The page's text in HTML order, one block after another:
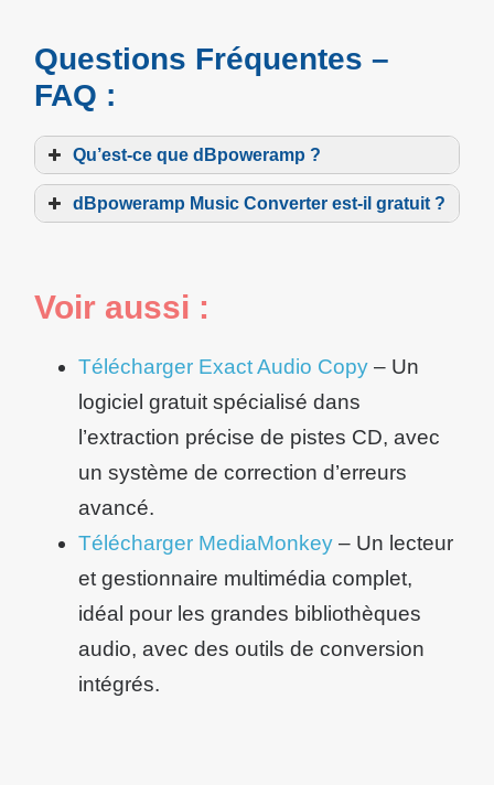
Questions Fréquentes –
FAQ :
Qu’est-ce que dBpoweramp ?
dBpoweramp Music Converter est-il gratuit ?
Voir aussi :
Télécharger Exact Audio Copy – Un
logiciel gratuit spécialisé dans
l’extraction précise de pistes CD, avec
un système de correction d’erreurs
avancé.
Télécharger MediaMonkey – Un lecteur
et gestionnaire multimédia complet,
idéal pour les grandes bibliothèques
audio, avec des outils de conversion
intégrés.